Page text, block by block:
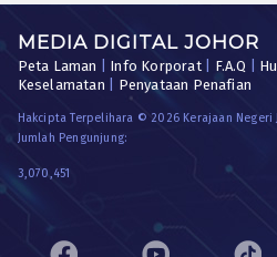
MEDIA DIGITAL JOHOR
Peta Laman Info Korporat| F.A.Q
Keselamatan
Penyataan Penafian
Hakcipta Terpelihara © 2026 Kerajaan Negeri
Jumlah Pengunjung:
3,070,451